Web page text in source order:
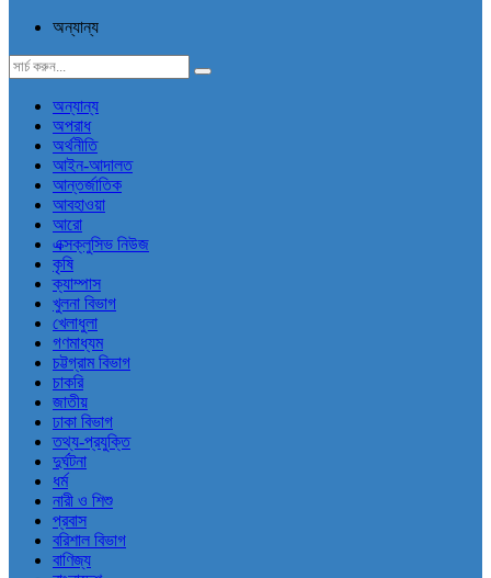
অন্যান্য
অন্যান্য
অপরাধ
অর্থনীতি
আইন-আদালত
আন্তর্জাতিক
আবহাওয়া
আরো
এক্সক্লুসিভ নিউজ
কৃষি
ক্যাম্পাস
খুলনা বিভাগ
খেলাধুলা
গণমাধ্যম
চট্টগ্রাম বিভাগ
চাকরি
জাতীয়
ঢাকা বিভাগ
তথ্য-প্রযুক্তি
দুর্ঘটনা
ধর্ম
নারী ও শিশু
প্রবাস
বরিশাল বিভাগ
বাণিজ্য